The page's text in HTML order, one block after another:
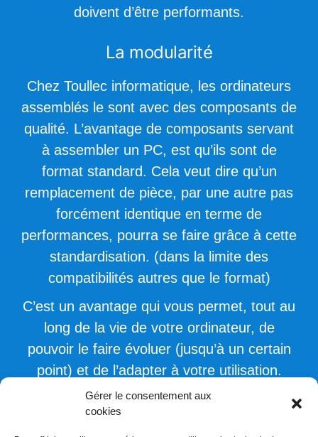
Gérer le consentement aux
cookies
doivent d’être performants.
La modularité
Chez Toullec informatique, les ordinateurs
assemblés le sont avec des composants de
qualité. L’avantage de composants servant
à assembler un PC, est qu’ils sont de
format standard. Cela veut dire qu’un
remplacement de pièce, par une autre pas
forcément identique en terme de
performances, pourra se faire grâce à cette
standardisation. (dans la limite des
compatibilités autres que le format)
C’est un avantage qui vous permet, tout au
long de la vie de votre ordinateur, de
pouvoir le faire évoluer (jusqu’à un certain
point) et de l’adapter à votre utilisation.